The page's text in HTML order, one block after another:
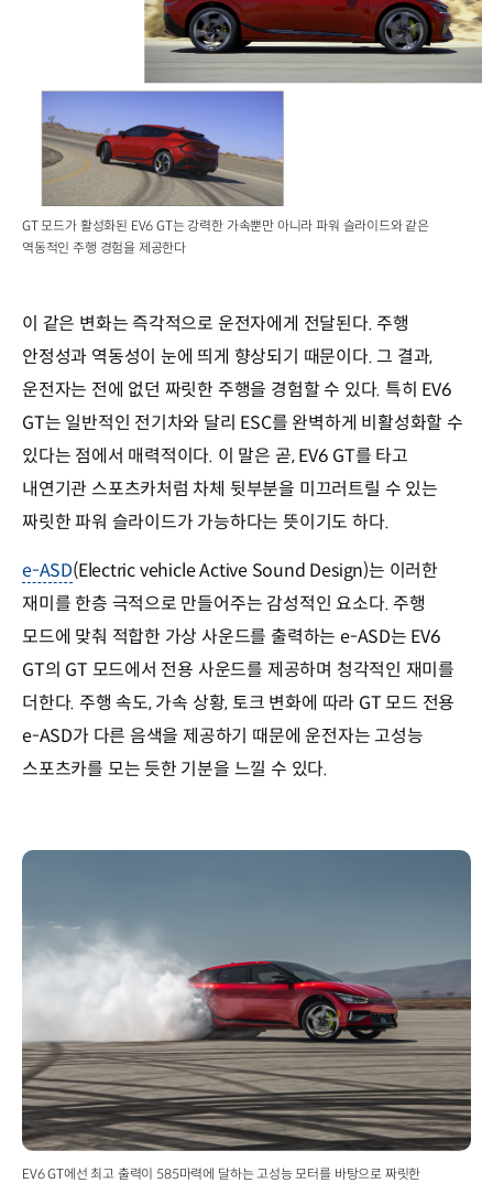
GT 모드가 활성화된 EV6 GT는 강력한 가속뿐만 아니라 파워 슬라이드와 같은
역동적인 주행 경험을 제공한다
이 같은 변화는 즉각적으로 운전자에게 전달된다. 주행
안정성과 역동성이 눈에 띄게 향상되기 때문이다. 그 결과,
운전자는 전에 없던 짜릿한 주행을 경험할 수 있다. 특히 EV6
GT는 일반적인 전기차와 달리 ESC를 완벽하게 비활성화할 수
있다는 점에서 매력적이다. 이 말은 곧, EV6 GT를 타고
내연기관 스포츠카처럼 차체 뒷부분을 미끄러트릴 수 있는
짜릿한 파워 슬라이드가 가능하다는 뜻이기도 하다.
e-ASD(Electric vehicle Active Sound Design)는 이러한
재미를 한층 극적으로 만들어주는 감성적인 요소다. 주행
모드에 맞춰 적합한 가상 사운드를 출력하는 e-ASD는 EV6
GT의 GT 모드에서 전용 사운드를 제공하며 청각적인 재미를
더한다. 주행 속도, 가속 상황, 토크 변화에 따라 GT 모드 전용
e-ASD가 다른 음색을 제공하기 때문에 운전자는 고성능
스포츠카를 모는 듯한 기분을 느낄 수 있다.
EV6 GT에선 최고 출력이 585마력에 달하는 고성능 모터를 바탕으로 짜릿한